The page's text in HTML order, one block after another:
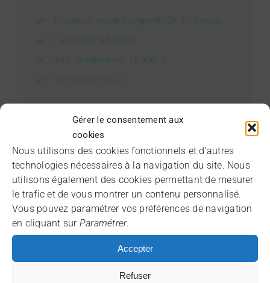
Gérer le consentement aux
cookies
Nous utilisons des cookies fonctionnels et d’autres
technologies nécessaires à la navigation du site. Nous
utilisons également des cookies permettant de mesurer
le trafic et de vous montrer un contenu personnalisé.
Vous pouvez paramétrer vos préférences de navigation
en cliquant sur Paramétrer.
Accepter
Refuser
Projecteur mobiles lampe WXGA 2 HD ready
Luminosité: 3 600 lm
Taux de contraste : 15 000 : 1
Technologie 3LCD
Epson EB-W51 Projecteur mobile
mobiles et multi-application